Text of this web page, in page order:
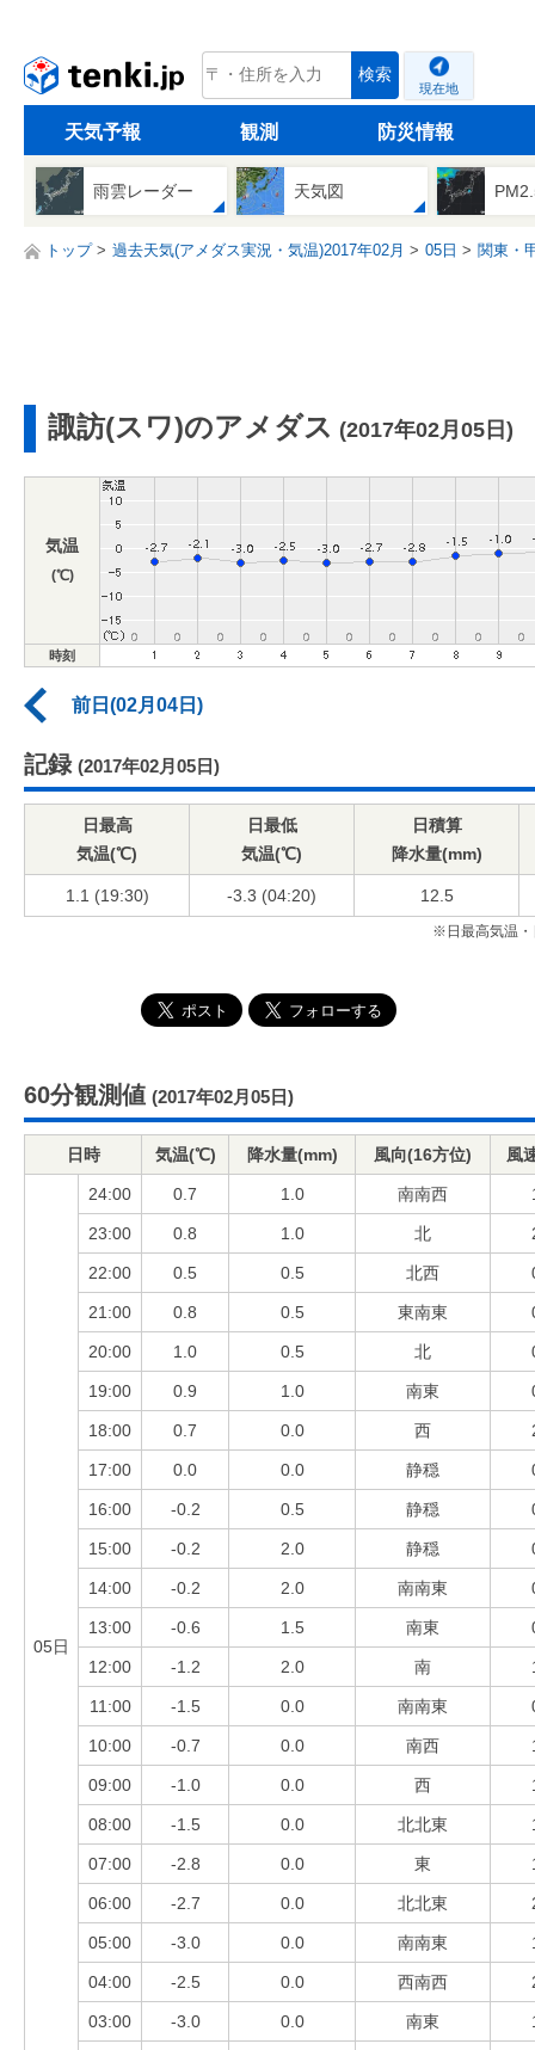
tenki.jp 検索
現在地
天気予報 観測 防災情報
雨雲レーダー 天気図
トップ 過去天気(アメダス実況・気温)2017年02月 05日 関東・
諏訪(スワ)のアメダス (2017年02月05日)
気温
(℃)
時刻
前日(02月04日)
記録 (2017年02月05日)
日最高
気温(℃)
日最低
気温(℃)
日積算
降水量(mm)
1.1 (19:30) -3.3 (04:20) 12.5
※日最高気温・
60分観測値 (2017年02月05日)
日時 気温(℃) 降水量(mm) 風向(16方位) 風
05日
24:00 0.7 1.0 南南西
23:00 0.8 1.0 北
22:00 0.5 0.5 北西
21:00 0.8 0.5 東南東
20:00 1.0 0.5 北
19:00 0.9 1.0 南東
18:00 0.7 0.0 西
17:00 0.0 0.0 静穏
16:00 -0.2 0.5 静穏
15:00 -0.2 2.0 静穏
14:00 -0.2 2.0 南南東
13:00 -0.6 1.5 南東
12:00 -1.2 2.0 南
11:00 -1.5 0.0 南南東
10:00 -0.7 0.0 南西
09:00 -1.0 0.0 西
08:00 -1.5 0.0 北北東
07:00 -2.8 0.0 東
06:00 -2.7 0.0 北北東
05:00 -3.0 0.0 南南東
04:00 -2.5 0.0 西南西
03:00 -3.0 0.0 南東